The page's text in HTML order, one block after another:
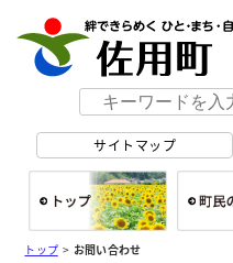
サイトマップ
トップ>お問い合わせ